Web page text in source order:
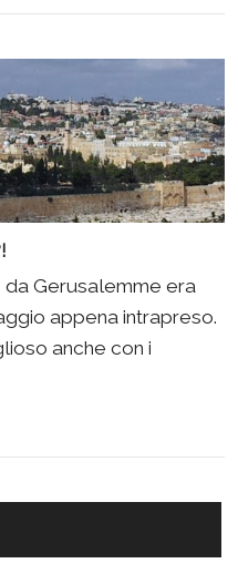
Gerusalemme era
appena intrapreso.
anche con i